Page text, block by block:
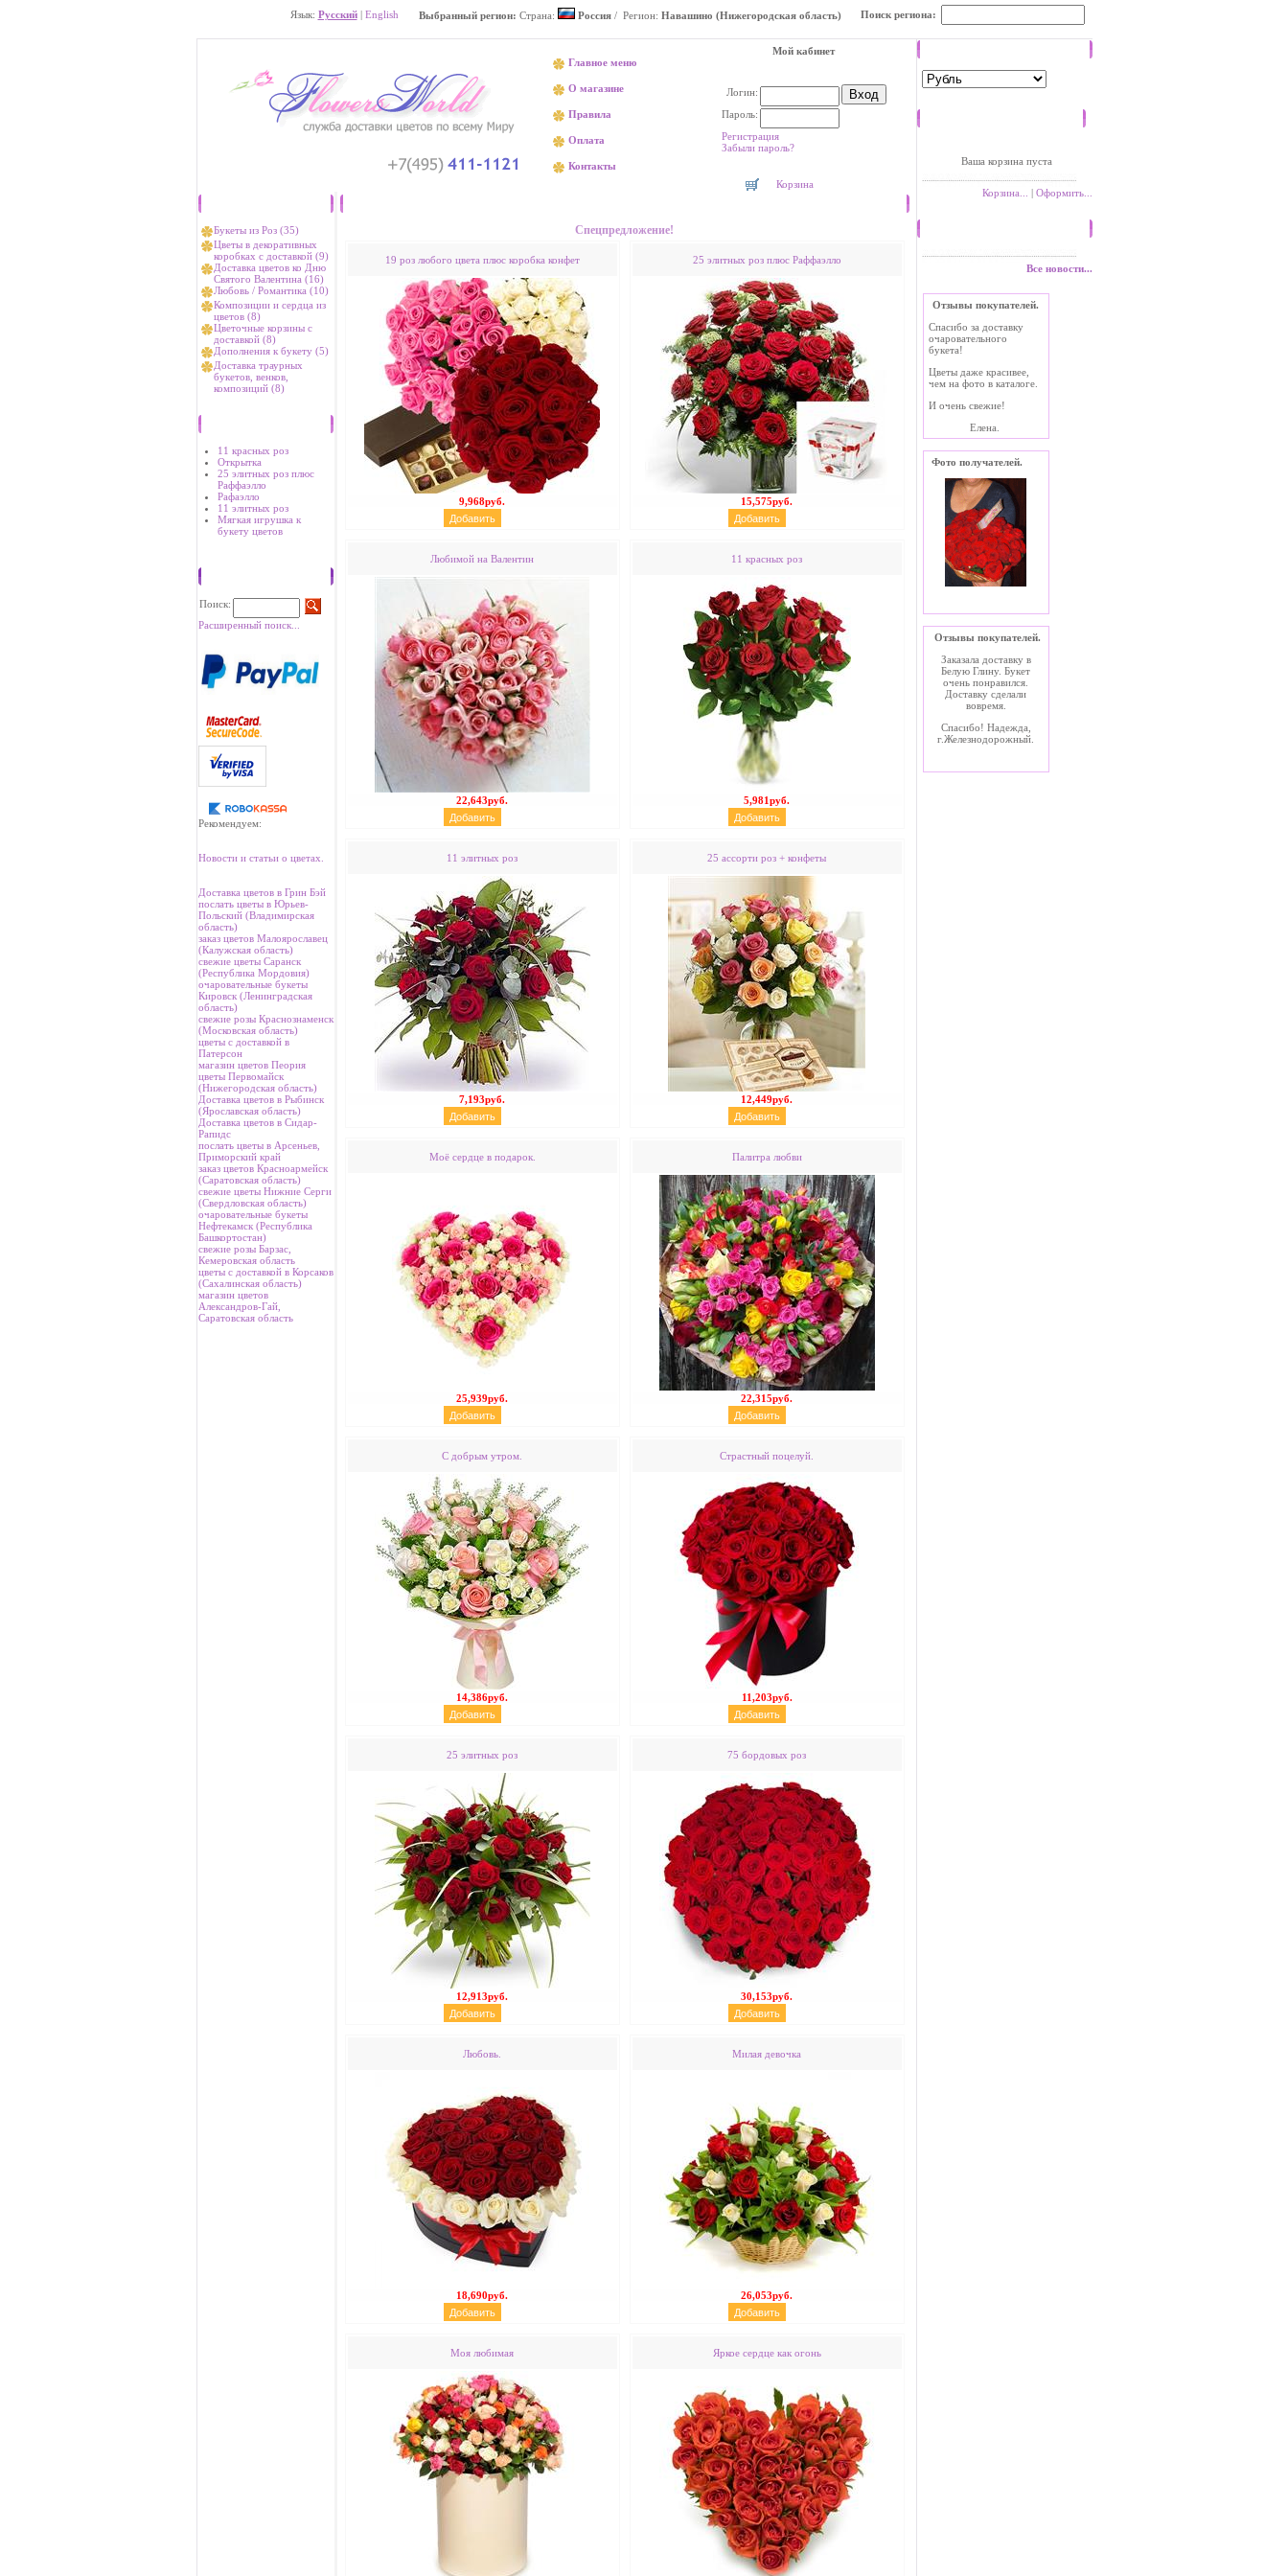
Выбранный регион: Страна: Россия/ Регион: Навашино (Нижегородская область) Поиск региона:
Язык: Русский| English
Главное меню
О магазине
Правила
Оплата
Контакты
Мой кабинет
Логин:
Пароль:
Регистрация
Забыли пароль?
Корзина
Букеты из Роз (35)
Цветы в декоративных
коробках с доставкой (9)
Доставка цветов ко Дню
Святого Валентина (16)
Любовь / Романтика (10)
Композиции и сердца из
цветов (8)
Цветочные корзины с
доставкой (8)
Дополнения к букету (5)
Доставка траурных
букетов, венков,
композиций (8)
11 красных роз
Открытка
25 элитных роз плюс
Раффаэлло
Рафаэлло
11 элитных роз
Мягкая игрушка к
букету цветов
Поиск:
Расширенный поиск...
Рекомендуем:
Новости и статьи о цветах.
Доставка цветов в Грин Бэй
послать цветы в Юрьев-
Польский (Владимирская
область)
заказ цветов Малоярославец
(Калужская область)
свежие цветы Саранск
(Республика Мордовия)
очаровательные букеты
Кировск (Ленинградская
область)
свежие розы Краснознаменск
(Московская область)
цветы с доставкой в
Патерсон
магазин цветов Пеория
цветы Первомайск
(Нижегородская область)
Доставка цветов в Рыбинск
(Ярославская область)
Доставка цветов в Сидар-
Рапидс
послать цветы в Арсеньев,
Приморский край
заказ цветов Красноармейск
(Саратовская область)
свежие цветы Нижние Серги
(Свердловская область)
очаровательные букеты
Нефтекамск (Республика
Башкортостан)
свежие розы Барзас,
Кемеровская область
цветы с доставкой в Корсаков
(Сахалинская область)
магазин цветов
Александров-Гай,
Саратовская область
Спецпредложение!
19 роз любого цвета плюс коробка конфет
9,968руб.
25 элитных роз плюс Раффаэлло
15,575руб.
Любимой на Валентин
22,643руб.
11 красных роз
5,981руб.
11 элитных роз
7,193руб.
25 ассорти роз + конфеты
12,449руб.
Моё сердце в подарок.
25,939руб.
Палитра любви
22,315руб.
С добрым утром.
14,386руб.
Страстный поцелуй.
11,203руб.
25 элитных роз
12,913руб.
75 бордовых роз
30,153руб.
Любовь.
18,690руб.
Милая девочка
26,053руб.
Моя любимая Яркое сердце как огонь
Ваша корзина пуста
Корзина... | Оформить...
Все новости...
Отзывы покупателей.
Спасибо за доставку
очаровательного
букета!
Цветы даже красивее,
чем на фото в каталоге.
И очень свежие!
Елена.
Фото получателей.
Отзывы покупателей.
Заказала доставку в
Белую Глину. Букет
очень понравился.
Доставку сделали
вовремя.
Спасибо! Надежда,
г.Железнодорожный.